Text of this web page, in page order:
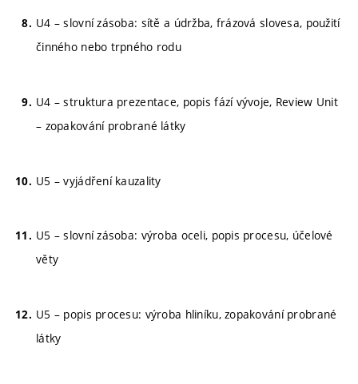
U4 – slovní zásoba: sítě a údržba, frázová slovesa, použití
činného nebo trpného rodu
U4 – struktura prezentace, popis fází vývoje, Review Unit
– zopakování probrané látky
U5 – vyjádření kauzality
U5 – slovní zásoba: výroba oceli, popis procesu, účelové
věty
U5 – popis procesu: výroba hliníku, zopakování probrané
látky